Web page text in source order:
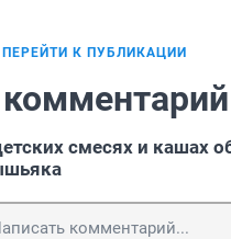
ПЕРЕЙТИ К ПУБЛИКАЦИИ
смесях и кашах